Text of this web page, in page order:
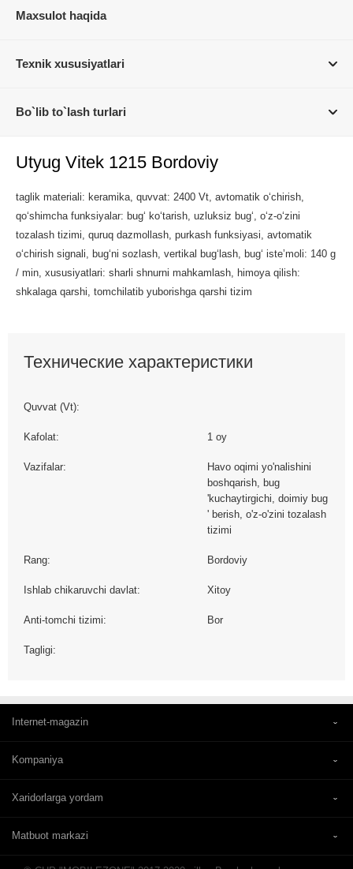
Maxsulot haqida
Texnik xususiyatlari
Bo`lib to`lash turlari
Utyug Vitek 1215 Bordoviy
taglik materiali: keramika, quvvat: 2400 Vt, avtomatik oʻchirish,
qoʻshimcha funksiyalar: bugʻ koʻtarish, uzluksiz bugʻ, oʻz-oʻzini
tozalash tizimi, quruq dazmollash, purkash funksiyasi, avtomatik
oʻchirish signali, bugʻni sozlash, vertikal bugʻlash, bugʻ isteʼmoli: 140 g
/ min, xususiyatlari: sharli shnurni mahkamlash, himoya qilish:
shkalaga qarshi, tomchilatib yuborishga qarshi tizim
Технические характеристики
Quvvat (Vt):
Kafolat: 1 oy
Vazifalar:
Havo oqimi yo'nalishini
boshqarish, bug
'kuchaytirgichi, doimiy bug
' berish, o'z-o'zini tozalash
tizimi
Rang: Bordoviy
Ishlab chikaruvchi davlat: Xitoy
Anti-tomchi tizimi: Bor
Tagligi:
Internet-magazin
Kompaniya
Xaridorlarga yordam
Matbuot markazi